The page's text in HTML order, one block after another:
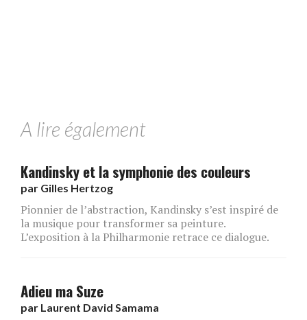
A lire également
Kandinsky et la symphonie des couleurs
par Gilles Hertzog
Pionnier de l’abstraction, Kandinsky s’est inspiré de
la musique pour transformer sa peinture.
L’exposition à la Philharmonie retrace ce dialogue.
Adieu ma Suze
par Laurent David Samama